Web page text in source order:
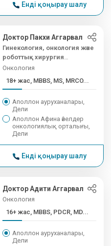
Енді қоңырау шалу
Доктор Пакхи Аггарвал
Гинекология, онкология және
роботтық хирургия
бойынша аға кеңесші
Онкология
18+ жас, MBBS, MS, MRCO...
Аполлон ауруханалары,
Дели
Аполлон Афина әйелдер
онкологиялық орталығы,
Дели
Енді қоңырау шалу
Доктор Адити Аггарвал
Онкология
16+ жас, MBBS, PDCR, MD...
Аполлон ауруханалары,
Дели